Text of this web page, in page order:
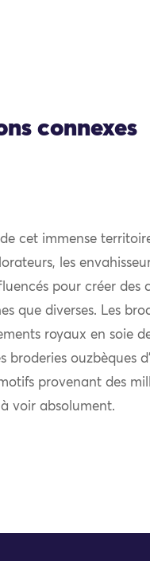
connexes
de cet immense
les
pour créer des
que diverses. Les
royaux en soie
broderies ouzbèques
provenant des
voir absolument.